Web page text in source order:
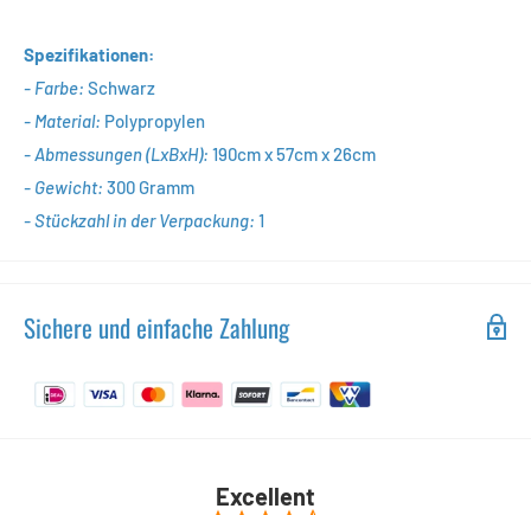
Spezifikationen:
- Farbe: Schwarz
- Material: Polypropylen
- Abmessungen (LxBxH): 190cm x 57cm x 26cm
- Gewicht: 300 Gramm
- Stückzahl in der Verpackung: 1
Sichere und einfache Zahlung
Excellent